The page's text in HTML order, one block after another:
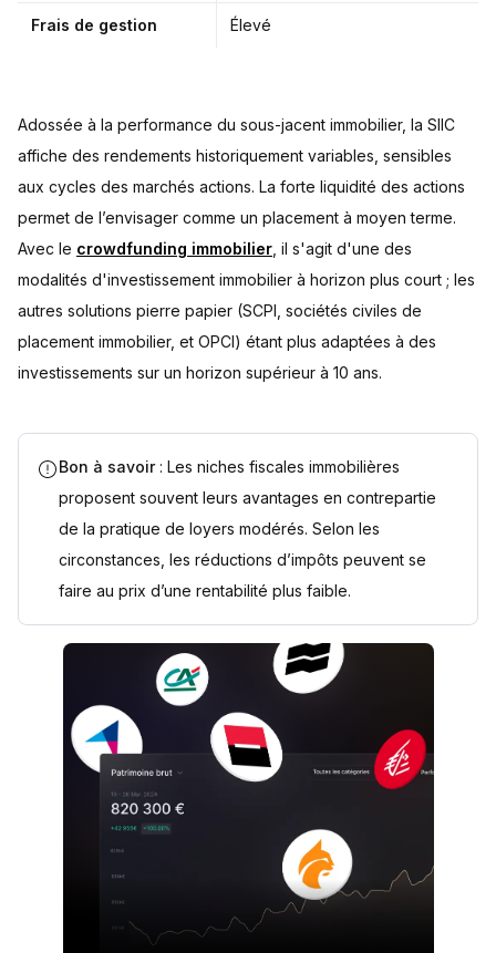
Frais de gestion Élevé
Adossée à la performance du sous-jacent immobilier, la SIIC
affiche des rendements historiquement variables, sensibles
aux cycles des marchés actions. La forte liquidité des actions
permet de l’envisager comme un placement à moyen terme.
Avec le crowdfunding immobilier , il s'agit d'une des
modalités d'investissement immobilier à horizon plus court ; les
autres solutions pierre papier (SCPI, sociétés civiles de
placement immobilier, et OPCI) étant plus adaptées à des
investissements sur un horizon supérieur à 10 ans.
Bon à savoir : Les niches fiscales immobilières
proposent souvent leurs avantages en contrepartie
de la pratique de loyers modérés. Selon les
circonstances, les réductions d’impôts peuvent se
faire au prix d’une rentabilité plus faible.